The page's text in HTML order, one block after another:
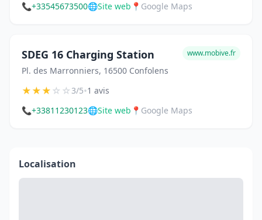
📞+33545673500🌐Site web 📍 Google Maps
SDEG 16 Charging Station
Pl. des Marronniers, 16500 Confolens
www.mobive.fr
★★★☆☆3/5•1 avis
📞+33811230123🌐Site web 📍 Google Maps
Localisation